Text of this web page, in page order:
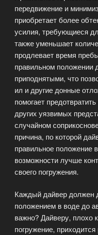
передвижение и
приобретает более
усилия, требующиеся
также уменьшает
продлевает время
правильном положении
приподнятыми, что
ил и другие донные
помогает
других уязвимых
случайном
причина, по которой
правильное положение
возможности лучше
своего погружения.
Каждый дайвер должен
положением в воде до
важно? Дайверу, плохо
погружение,